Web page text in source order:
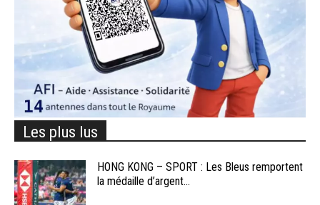
Les plus lus
HONG KONG – SPORT : Les Bleus remportent
la médaille d’argent...